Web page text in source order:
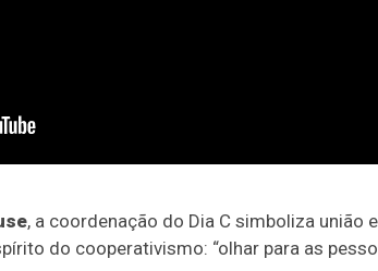
, a coordenação do Dia C simboliza união
do cooperativismo: “olhar para as